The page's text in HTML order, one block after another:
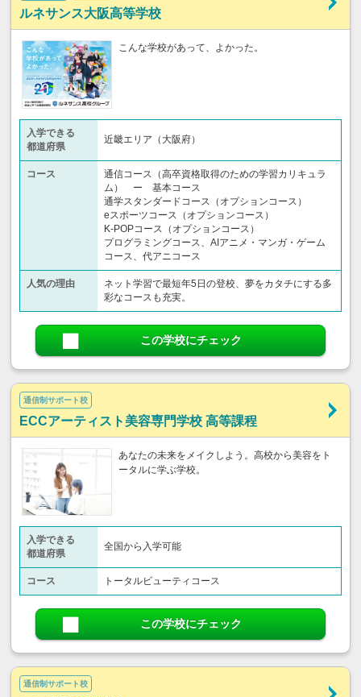
ルネサンス大阪高等学校
こんな学校があって、よかった。
入学できる
都道府県
近畿エリア（大阪府）
コース
通信コース（高卒資格取得のための学習カリキュラ
ム） ー 基本コース
通学スタンダードコース（オプションコース）
eスポーツコース（オプションコース）
K-POPコース（オプションコース）
プログラミングコース、AIアニメ・マンガ・ゲーム
コース、代アニコース
人気の理由
ネット学習で最短年5日の登校、夢をカタチにする多
彩なコースも充実。
この学校にチェック
通信制サポート校
ECCアーティスト美容専門学校 高等課程
あなたの未来をメイクしよう。高校から美容をト
ータルに学ぶ学校。
入学できる
都道府県
全国から入学可能
コース トータルビューティコース
この学校にチェック
通信制サポート校